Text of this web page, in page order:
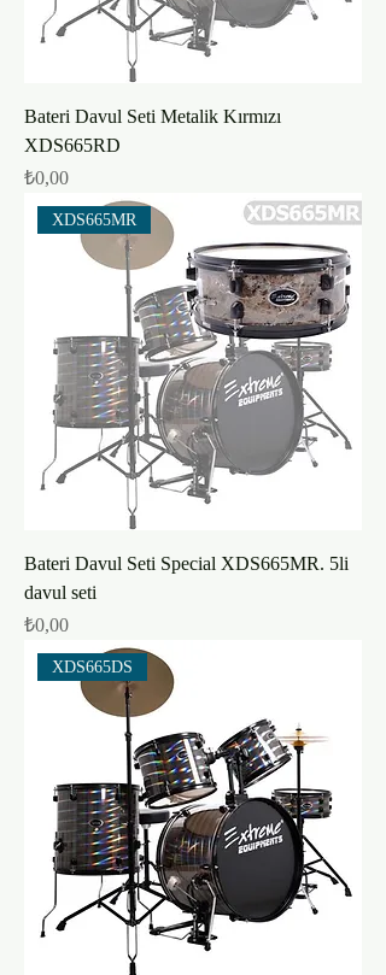
Bateri Davul Seti Metalik Kırmızı
XDS665RD
Fiyat
₺0,00
XDS665MR
Bateri Davul Seti Special XDS665MR. 5li
davul seti
Fiyat
₺0,00
XDS665DS